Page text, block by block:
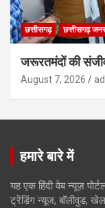
छत्तीसगढ़ छत्तीसगढ़
जरूरतमंदों की
August 7, 2026
हमारे बारे में
यह एक हिंदी वेब न्यूज़
ट्रेंडिंग न्यूज, बॉलीवुड,